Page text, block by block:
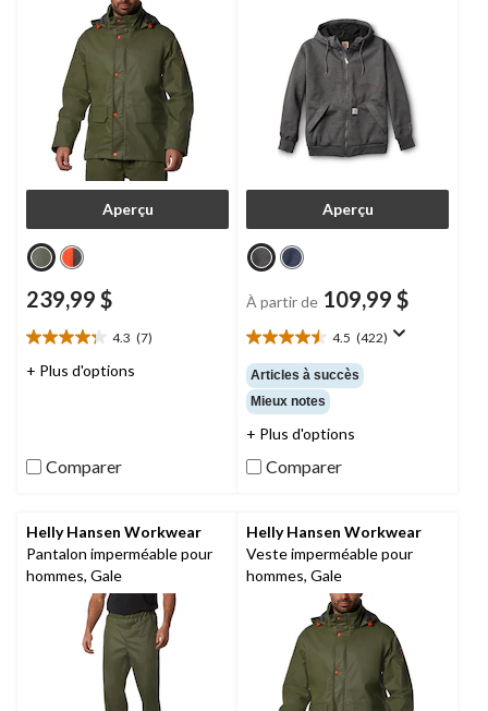
Aperçu
239,99 $
4.3 (7)
4.3
étoile(s)
+ Plus d'options
Comparer
Aperçu
À partir de 109,99 $
4.5 (422)
4.5
étoile(s)
sur
5.
422
Articles à succès
Mieux notes
+ Plus d'options
Comparer
Helly Hansen Workwear
Pantalon imperméable pour
hommes, Gale
Helly Hansen Workwear
Veste imperméable pour
hommes, Gale